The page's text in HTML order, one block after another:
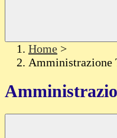
Home >
Amministrazione